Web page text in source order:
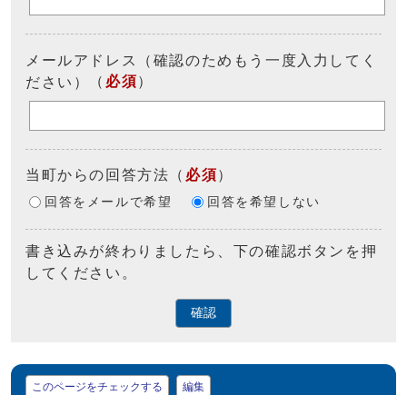
メールアドレス（確認のためもう一度入力してく
ださい）
（ 必須）
当町からの回答方法 （ 必須）
回答をメールで希望 回答を希望しない
書き込みが終わりましたら、下の確認ボタンを押
してください。
確認
マイページ
このページをチェックする 編集